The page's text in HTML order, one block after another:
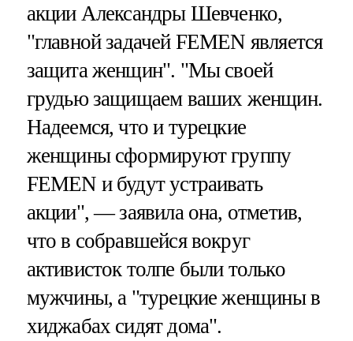
акции Александры Шевченко,
"главной задачей FEMEN является
защита женщин". "Мы своей
грудью защищаем ваших женщин.
Надеемся, что и турецкие
женщины сформируют группу
FEMEN и будут устраивать
акции", — заявила она, отметив,
что в собравшейся вокруг
активисток толпе были только
мужчины, а "турецкие женщины в
хиджабах сидят дома".